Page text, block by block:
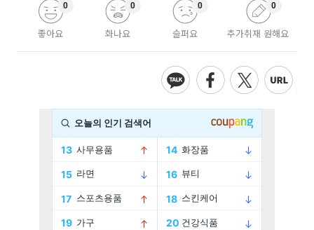
좋아요
0
화나요
0
슬퍼요
0
추가취재 원해요
0